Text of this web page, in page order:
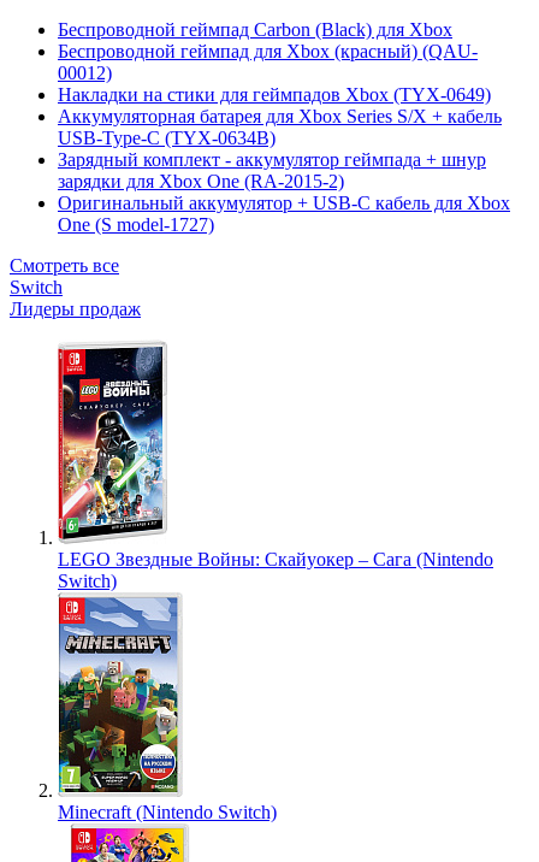
Беспроводной геймпад Carbon (Black) для Xbox
Беспроводной геймпад для Xbox (красный) (QAU-
00012)
Накладки на стики для геймпадов Xbox (TYX-0649)
Аккумуляторная батарея для Xbox Series S/X + кабель
USB-Type-C (TYX-0634B)
Зарядный комплект - аккумулятор геймпада + шнур
зарядки для Xbox One (RA-2015-2)
Оригинальный аккумулятор + USB-C кабель для Xbox
One (S model-1727)
Смотреть все
Switch
Лидеры продаж
LEGO Звездные Войны: Скайуокер – Сага (Nintendo
Switch)
Minecraft (Nintendo Switch)